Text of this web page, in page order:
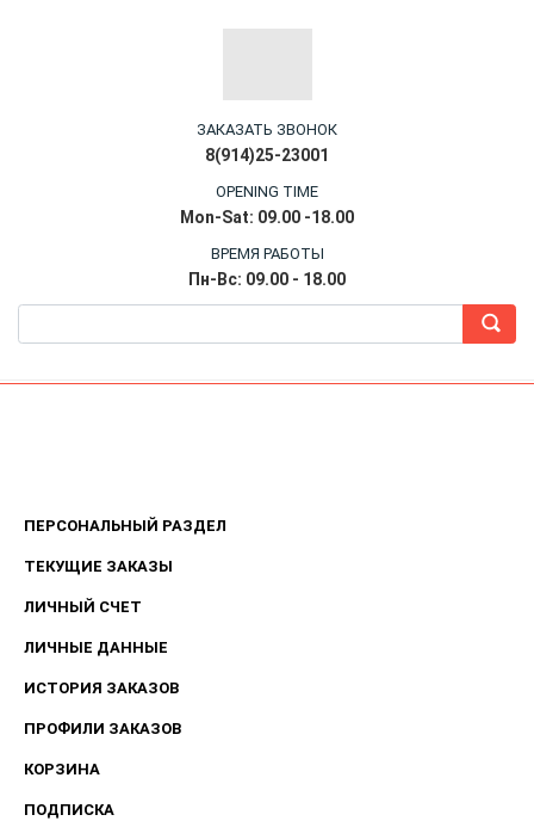
ЗАКАЗАТЬ ЗВОНОК
8(914)25-23001
OPENING TIME
Mon-Sat: 09.00 -18.00
ВРЕМЯ РАБОТЫ
Пн-Вс: 09.00 - 18.00
ПЕРСОНАЛЬНЫЙ РАЗДЕЛ
ТЕКУЩИЕ ЗАКАЗЫ
ЛИЧНЫЙ СЧЕТ
ЛИЧНЫЕ ДАННЫЕ
ИСТОРИЯ ЗАКАЗОВ
ПРОФИЛИ ЗАКАЗОВ
КОРЗИНА
ПОДПИСКА